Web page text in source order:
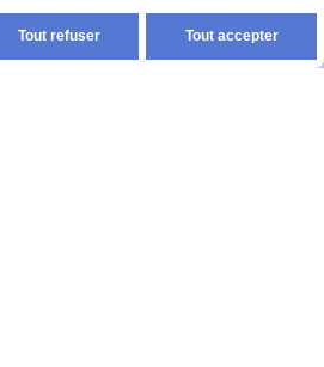
Tout refuser Tout accepter